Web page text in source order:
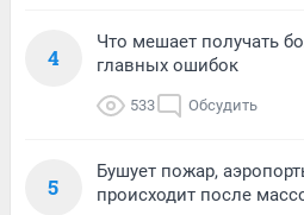
4
Что мешает получать
главных ошибок
533 Обсудить
5
Бушует пожар,
происходит после